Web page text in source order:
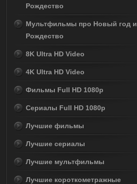
Рождество
Мультфильмы про Новый год и
Рождество
8K Ultra HD Video
4K Ultra HD Video
Фильмы Full HD 1080p
Сериалы Full HD 1080p
Лучшие фильмы
Лучшие сериалы
Лучшие мультфильмы
Лучшие короткометражные